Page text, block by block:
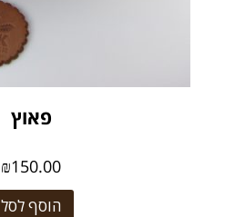
פאוץ
₪150.00
הוסף לסל